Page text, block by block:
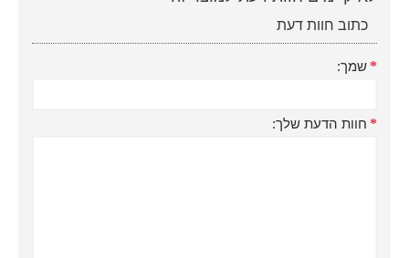
כתוב חוות דעת
שמך:
חוות הדעת שלך: